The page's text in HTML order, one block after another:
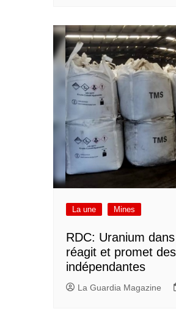
La une Mines
RDC: Uranium
réagit et promet
indépendantes
La Guardia Magazine